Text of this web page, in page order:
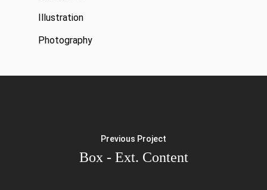
Illustration
Photography
Previous Project
Box - Ext. Content